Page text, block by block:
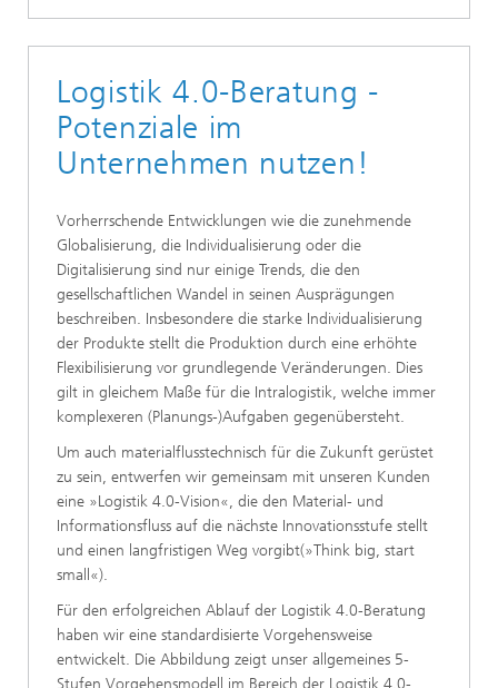
Logistik 4.0-Beratung -
Potenziale im
Unternehmen nutzen!
Vorherrschende Entwicklungen wie die zunehmende
Globalisierung, die Individualisierung oder die
Digitalisierung sind nur einige Trends, die den
gesellschaftlichen Wandel in seinen Ausprägungen
beschreiben. Insbesondere die starke Individualisierung
der Produkte stellt die Produktion durch eine erhöhte
Flexibilisierung vor grundlegende Veränderungen. Dies
gilt in gleichem Maße für die Intralogistik, welche immer
komplexeren (Planungs-)Aufgaben gegenübersteht.
Um auch materialflusstechnisch für die Zukunft gerüstet
zu sein, entwerfen wir gemeinsam mit unseren Kunden
eine »Logistik 4.0-Vision«, die den Material- und
Informationsfluss auf die nächste Innovationsstufe stellt
und einen langfristigen Weg vorgibt(»Think big, start
small«).
Für den erfolgreichen Ablauf der Logistik 4.0-Beratung
haben wir eine standardisierte Vorgehensweise
entwickelt. Die Abbildung zeigt unser allgemeines 5-
Stufen Vorgehensmodell im Bereich der Logistik 4.0-